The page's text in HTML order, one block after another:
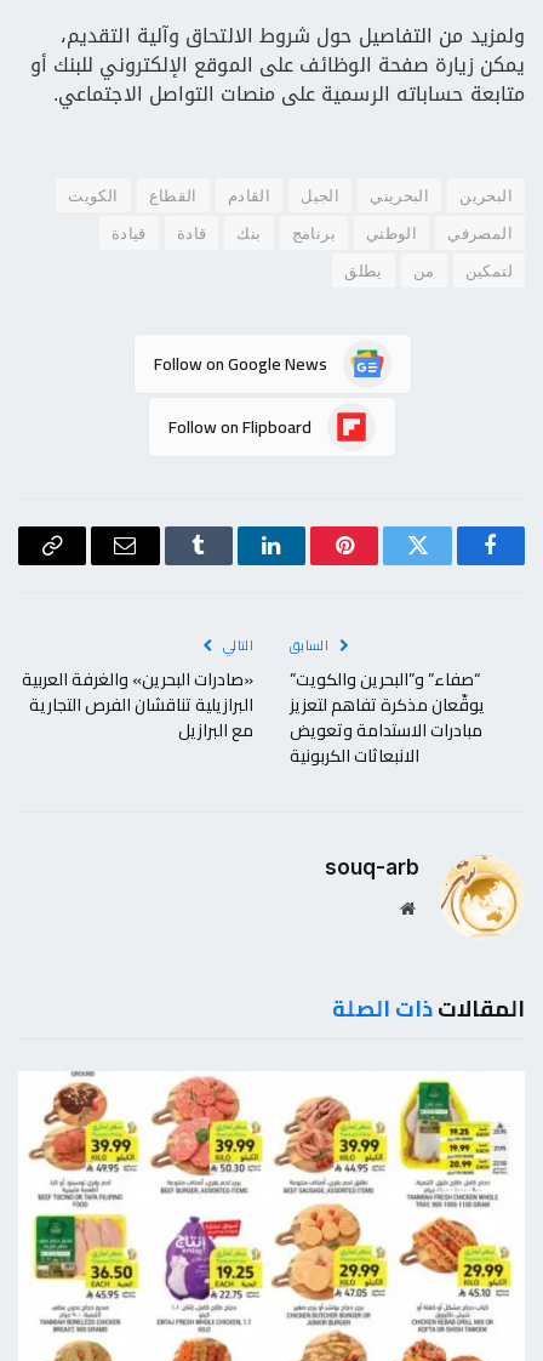
ولمزيد من التفاصيل حول شروط الالتحاق وآلية التقديم،
يمكن زيارة صفحة الوظائف على الموقع الإلكتروني للبنك أو
متابعة حساباته الرسمية على منصات التواصل الاجتماعي.
البحرين البحريني الجيل القادم القطاع
الكويت
المصرفي
الوطني برنامج بنك قادة
قيادة
لتمكين
من يطلق
Follow on Google News
Follow on Flipboard
فيسبوكتويتر بينتيريستلينكدإن Tumblr البريد
Copy
السابق
“صفاء” و”البحرين والكويت”
يوقّعان مذكرة تفاهم لتعزيز
مبادرات الاستدامة وتعويض
الانبعاثات الكربونية
التالي
«صادرات البحرين» والغرفة العربية
البرازيلية تناقشان الفرص التجارية
مع البرازيل
souq-arb
موقع
المقالاتذات الصلة